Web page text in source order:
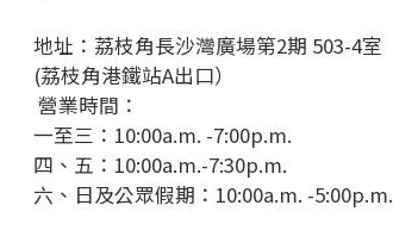
地址：荔枝角長沙灣廣場第2期 503-4室
(荔枝角港鐵站A出口）
營業時間：
一至三：10:00a.m. -7:00p.m.
四、五：10:00a.m.-7:30p.m.
六、日及公眾假期：10:00a.m. -5:00p.m.